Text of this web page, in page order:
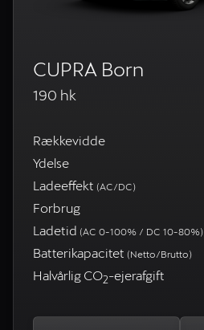
CUPRA Born
190 hk
Rækkevidde
Ydelse
Ladeeffekt (AC/DC)
Forbrug
Ladetid (AC 0-100% / DC 10-80%)
Batterikapacitet (Netto/Brutto)
Halvårlig CO2-ejerafgift